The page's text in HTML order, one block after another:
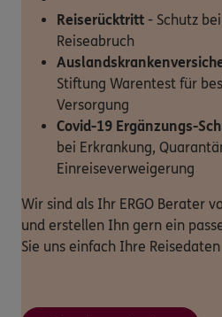
Reiserücktritt - Schutz
Reiseabruch
Stiftung Warentest für
Versorgung
Covid-19 Ergänzungs-
bei Erkrankung,
Einreiseverweigerung
Wir sind als Ihr ERGO Berater
und erstellen Ihn gern ein
Sie uns einfach Ihre